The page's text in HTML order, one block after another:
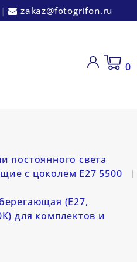
| zakaz@fotogrifon.ru
0
постоянного света
с цоколем E27 5500
(E27,
для комплектов и